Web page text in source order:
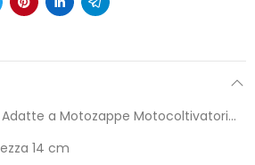
a Motozappe Motocoltivatori...
14 cm